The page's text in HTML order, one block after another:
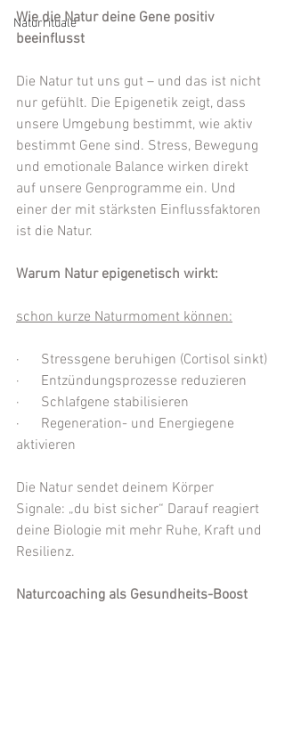
Naturrituale
Wie die Natur deine Gene positiv
beeinflusst
Die Natur tut uns gut – und das ist nicht
nur gefühlt. Die Epigenetik zeigt, dass
unsere Umgebung bestimmt, wie aktiv
bestimmt Gene sind. Stress, Bewegung
und emotionale Balance wirken direkt
auf unsere Genprogramme ein. Und
einer der mit stärksten Einflussfaktoren
ist die Natur.
Warum Natur epigenetisch wirkt:
schon kurze Naturmoment können:
·      Stressgene beruhigen (Cortisol sinkt)
·      Entzündungsprozesse reduzieren
·      Schlafgene stabilisieren
·      Regeneration- und Energiegene
aktivieren
Die Natur sendet deinem Körper
Signale: „du bist sicher“ Darauf reagiert
deine Biologie mit mehr Ruhe, Kraft und
Resilienz.
Naturcoaching als Gesundheits-Boost